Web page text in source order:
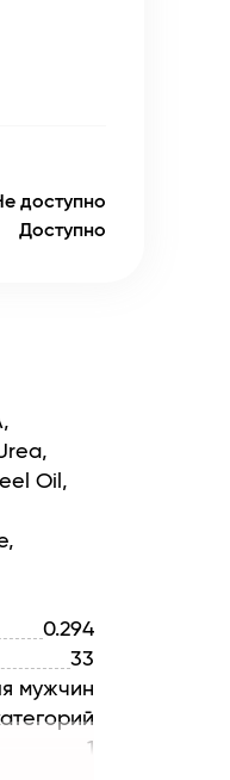
доступно
Доступно
Oil,
0.294
33
мужчин
1